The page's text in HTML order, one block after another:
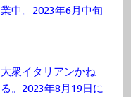
中。2023年6月中旬
衆イタリアンかね
。2023年8月19日に